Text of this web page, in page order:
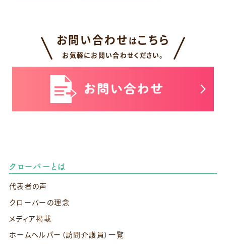
お問い合わせ はこちら
お気軽にお問い合わせください。
クローバーとは
代表者の声
クローバーの理念
メディア掲載
ホームヘルパー（訪問介護員）一覧